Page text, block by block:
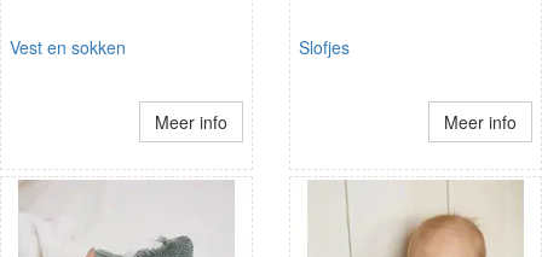
Vest en sokken
Meer info
Slofjes
Meer info